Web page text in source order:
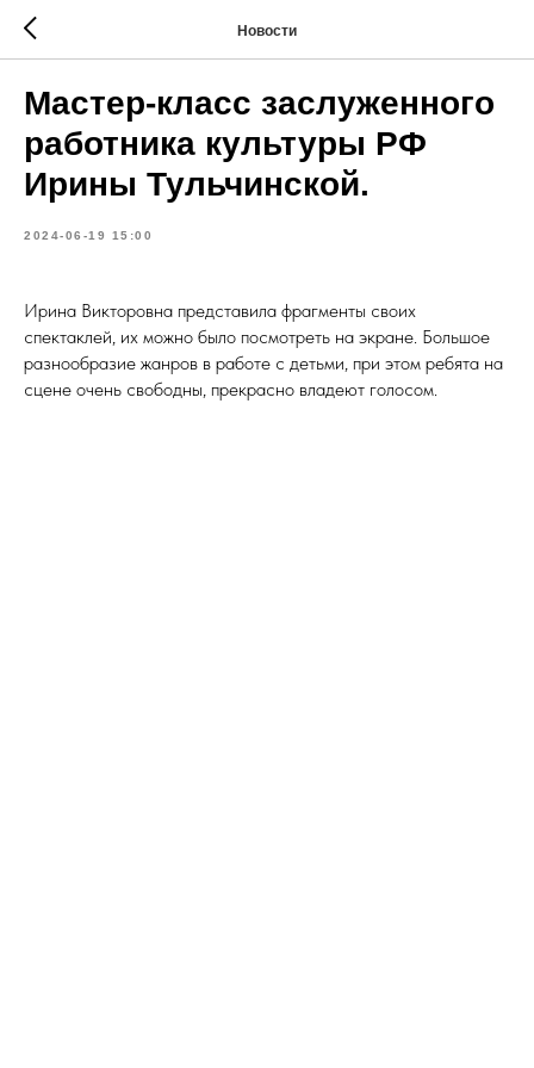
Новости
Мастер-класс заслуженного
работника культуры РФ
Ирины Тульчинской.
2024-06-19 15:00
Ирина Викторовна представила фрагменты своих
спектаклей, их можно было посмотреть на экране. Большое
разнообразие жанров в работе с детьми, при этом ребята на
сцене очень свободны, прекрасно владеют голосом.